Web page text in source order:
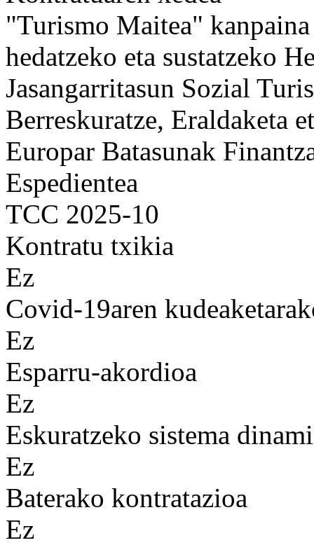
"Turismo Maitea"
hedatzeko eta sustatzeko
Jasangarritasun Sozial
Berreskuratze, Eraldaketa
Europar Batasunak
Espedientea
TCC 2025-10
Kontratu txikia
Ez
Covid-19aren
Ez
Esparru-akordioa
Ez
Eskuratzeko sistema
Ez
Baterako kontratazioa
Ez